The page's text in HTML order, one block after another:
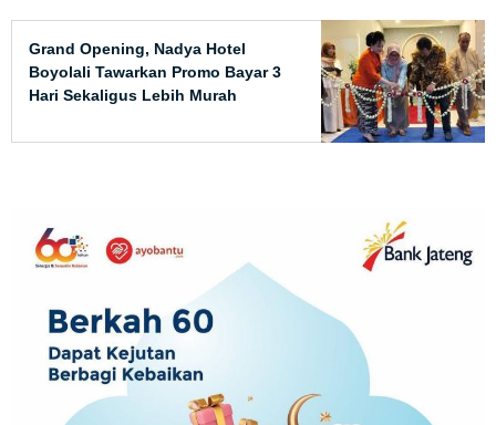
Grand Opening, Nadya Hotel
Boyolali Tawarkan Promo Bayar 3
Hari Sekaligus Lebih Murah